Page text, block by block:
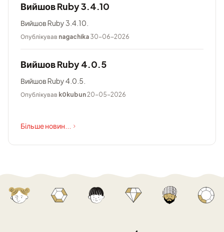
Вийшов Ruby 3.4.10
Вийшов Ruby 3.4.10.
Опублікував nagachika 30-06-2026
Вийшов Ruby 4.0.5
Вийшов Ruby 4.0.5.
Опублікував k0kubun20-05-2026
Більше новин...